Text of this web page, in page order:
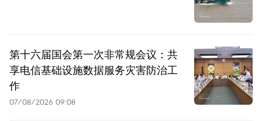
第十六届国会第一次非常规会议：共
享电信基础设施数据服务灾害防治工
作
07/08/2026 09:08